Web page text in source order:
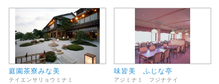
庭園茶寮みな美
テイエンサリョウミナミ
味皆美 ふじな亭
アジミナミ フジナテイ